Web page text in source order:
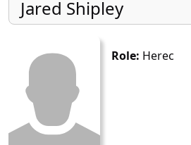
Jared Shipley
Role: Herec